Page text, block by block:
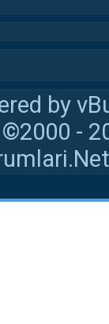
by
-